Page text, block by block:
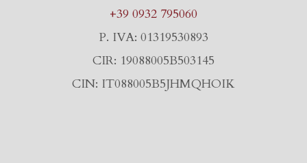
+39 0932 795060
P. IVA: 01319530893
CIR: 19088005B503145
CIN: IT088005B5JHMQHOIK